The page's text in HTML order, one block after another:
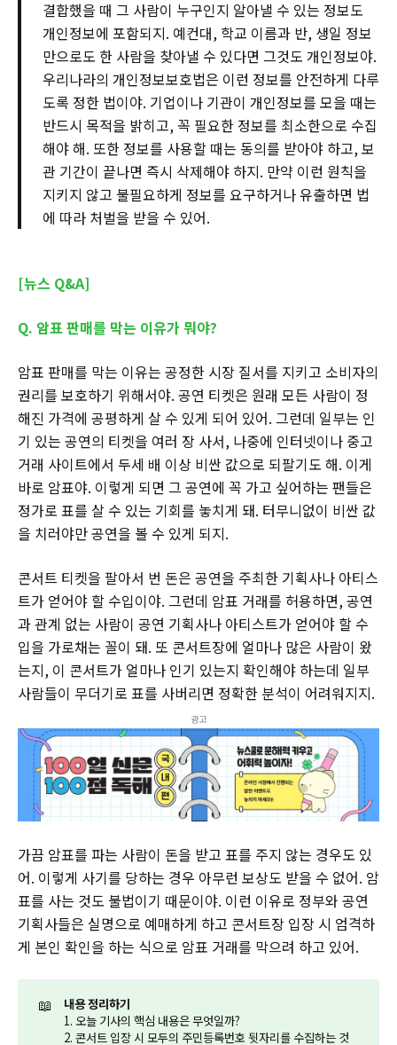
결합했을 때 그 사람이 누구인지 알아낼 수 있는 정보도
개인정보에 포함되지. 예컨대, 학교 이름과 반, 생일 정보
만으로도 한 사람을 찾아낼 수 있다면 그것도 개인정보야.
우리나라의 개인정보보호법은 이런 정보를 안전하게 다루
도록 정한 법이야. 기업이나 기관이 개인정보를 모을 때는
반드시 목적을 밝히고, 꼭 필요한 정보를 최소한으로 수집
해야 해. 또한 정보를 사용할 때는 동의를 받아야 하고, 보
관 기간이 끝나면 즉시 삭제해야 하지. 만약 이런 원칙을
지키지 않고 불필요하게 정보를 요구하거나 유출하면 법
에 따라 처벌을 받을 수 있어.
[뉴스 Q&A]
Q. 암표 판매를 막는 이유가 뭐야?
암표 판매를 막는 이유는 공정한 시장 질서를 지키고 소비자의
권리를 보호하기 위해서야. 공연 티켓은 원래 모든 사람이 정
해진 가격에 공평하게 살 수 있게 되어 있어. 그런데 일부는 인
기 있는 공연의 티켓을 여러 장 사서, 나중에 인터넷이나 중고
거래 사이트에서 두세 배 이상 비싼 값으로 되팔기도 해. 이게
바로 암표야. 이렇게 되면 그 공연에 꼭 가고 싶어하는 팬들은
정가로 표를 살 수 있는 기회를 놓치게 돼. 터무니없이 비싼 값
을 치러야만 공연을 볼 수 있게 되지.
콘서트 티켓을 팔아서 번 돈은 공연을 주최한 기획사나 아티스
트가 얻어야 할 수입이야. 그런데 암표 거래를 허용하면, 공연
과 관계 없는 사람이 공연 기획사나 아티스트가 얻어야 할 수
입을 가로채는 꼴이 돼. 또 콘서트장에 얼마나 많은 사람이 왔
는지, 이 콘서트가 얼마나 인기 있는지 확인해야 하는데 일부
사람들이 무더기로 표를 사버리면 정확한 분석이 어려워지지.
광고
가끔 암표를 파는 사람이 돈을 받고 표를 주지 않는 경우도 있
어. 이렇게 사기를 당하는 경우 아무런 보상도 받을 수 없어. 암
표를 사는 것도 불법이기 때문이야. 이런 이유로 정부와 공연
기획사들은 실명으로 예매하게 하고 콘서트장 입장 시 엄격하
게 본인 확인을 하는 식으로 암표 거래를 막으려 하고 있어.
📖
내용 정리하기
1. 오늘 기사의 핵심 내용은 무엇일까?
2. 콘서트 입장 시 모두의 주민등록번호 뒷자리를 수집하는 것